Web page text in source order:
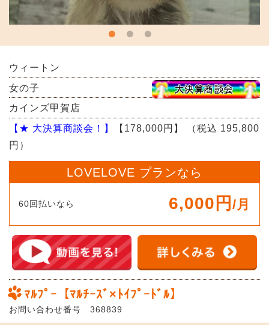
ウィートン
女の子
カインズ甲賀店
【★ 大決算商談会！】
【178,000円】
（税込 195,800
円）
LOVELOVE プランなら
60回払いなら 6,000円 /月
ﾏﾙﾌﾟｰ【ﾏﾙﾁｰｽﾞ×ﾄｲﾌﾟｰﾄﾞﾙ】
お問い合わせ番号 368839